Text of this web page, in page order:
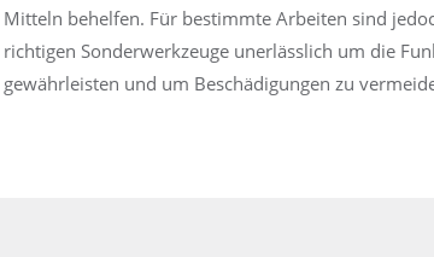
Mitteln behelfen. Für bestimmte Arbeiten sind
richtigen Sonderwerkzeuge unerlässlich um die
gewährleisten und um Beschädigungen zu